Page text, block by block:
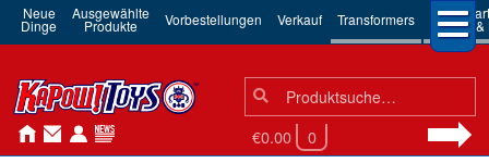
Neue
Dinge
Ausgewählte
Produkte Vorbestellungen Verkauf Transformers 3rd
Robots
Suchen
nach:
Suche
€0.00 0